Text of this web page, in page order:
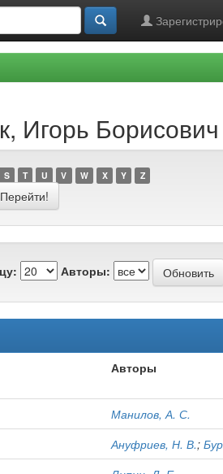
Игорь Борисович
S T U V W X Y Z
Авторы:
Авторы
Манилов, А. С.
Ануфриев, Н. В.;